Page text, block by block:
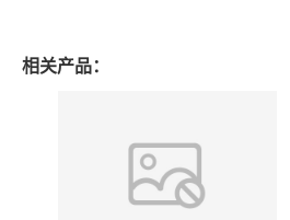
相关产品：